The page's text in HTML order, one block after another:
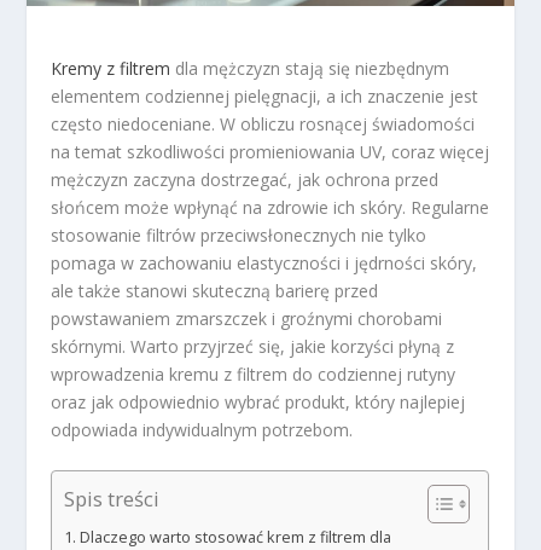
Kremy z filtrem dla mężczyzn stają się niezbędnym
elementem codziennej pielęgnacji, a ich znaczenie jest
często niedoceniane. W obliczu rosnącej świadomości
na temat szkodliwości promieniowania UV, coraz więcej
mężczyzn zaczyna dostrzegać, jak ochrona przed
słońcem może wpłynąć na zdrowie ich skóry. Regularne
stosowanie filtrów przeciwsłonecznych nie tylko
pomaga w zachowaniu elastyczności i jędrności skóry,
ale także stanowi skuteczną barierę przed
powstawaniem zmarszczek i groźnymi chorobami
skórnymi. Warto przyjrzeć się, jakie korzyści płyną z
wprowadzenia kremu z filtrem do codziennej rutyny
oraz jak odpowiednio wybrać produkt, który najlepiej
odpowiada indywidualnym potrzebom.
Spis treści
Dlaczego warto stosować krem z filtrem dla